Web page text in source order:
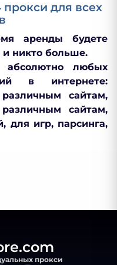
для всех
аренды будете
и никто больше.
абсолютно любых
в интернете:
сайтам,
сайтам,
для игр, парсинга,
прокси